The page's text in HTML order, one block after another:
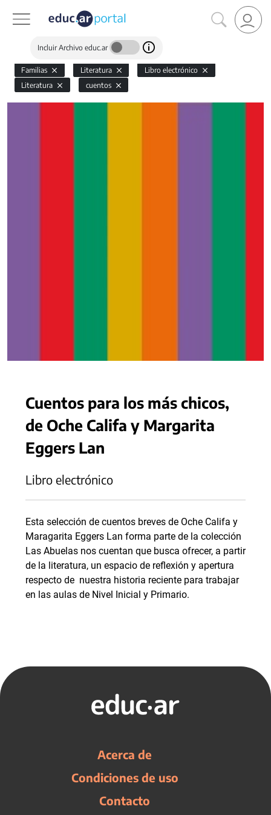
Incluir Archivo educ.ar
Familias Literatura
Libro electrónico
Literatura
cuentos
Cuentos para los más chicos,
de Oche Califa y Margarita
Eggers Lan
Libro electrónico
Esta selección de cuentos breves de Oche Califa y
Maragarita Eggers Lan forma parte de la colección
Las Abuelas nos cuentan que busca ofrecer, a partir
de la literatura, un espacio de reflexión y apertura
respecto de nuestra historia reciente para trabajar
en las aulas de Nivel Inicial y Primario.
Acerca de
Condiciones de uso
Contacto